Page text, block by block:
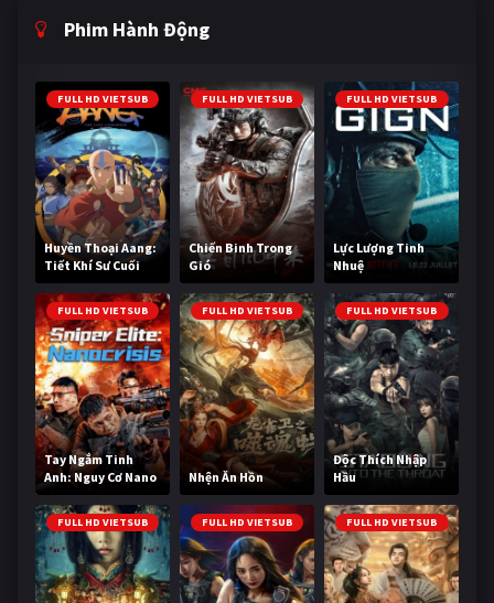
Phim Hành Động
FULL HD VIETSUB
Huyền Thoại Aang:
Tiết Khí Sư Cuối
Cùng
FULL HD VIETSUB
Chiến Binh Trong
Gió
FULL HD VIETSUB
Lực Lượng Tinh
Nhuệ
FULL HD VIETSUB
Tay Ngắm Tinh
Anh: Nguy Cơ Nano
FULL HD VIETSUB
Nhện Ăn Hồn
FULL HD VIETSUB
Độc Thích Nhập
Hầu
FULL HD VIETSUB FULL HD VIETSUB FULL HD VIETSUB